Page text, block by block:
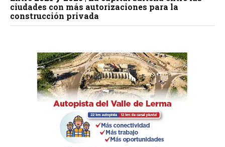
ciudades con más autorizaciones para la
construcción privada